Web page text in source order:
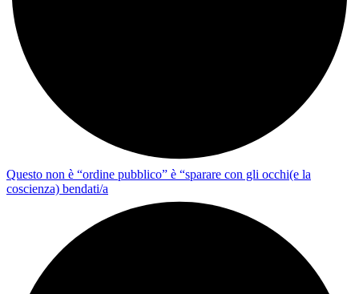
Questo non è “ordine pubblico” è “sparare con gli occhi(e la
coscienza) bendati/a